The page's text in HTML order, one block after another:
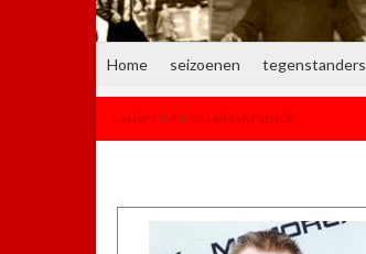
Home seizoenen tegenstanders
spelers > A > Asselman Patrick